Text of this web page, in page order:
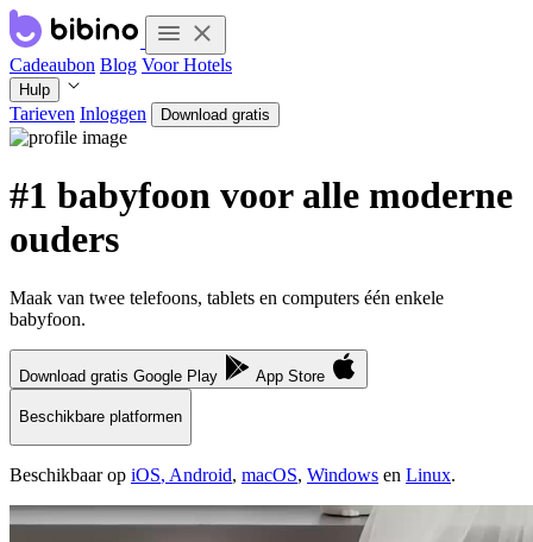
Cadeaubon Blog Voor Hotels
Hulp
Tarieven Inloggen Download gratis
#1 babyfoon voor alle moderne
ouders
Maak van twee telefoons, tablets en computers één enkele
babyfoon.
Download gratis Google Play App Store
Beschikbare platformen
Beschikbaar op iOS, Android, macOS, Windows en Linux.